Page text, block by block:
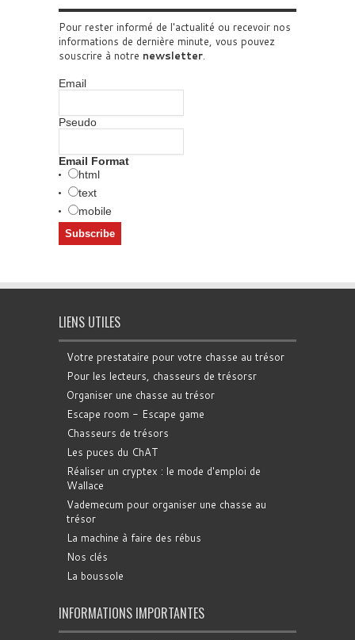
Pour rester informé de l'actualité ou recevoir nos
informations de dernière minute, vous pouvez
souscrire à notre newsletter.
Email
Pseudo
Email Format
html
text
mobile
LIENS UTILES
Votre prestataire pour votre chasse au trésor
Pour les lecteurs, chasseurs de trésorsr
Organiser une chasse au trésor
Escape room - Escape game
Chasseurs de trésors
Les puces du ChAT
Réaliser un cryptex : le mode d'emploi de
Wallace
Vademecum pour organiser une chasse au
trésor
La machine à faire des rébus
Nos clés
La boussole
INFORMATIONS IMPORTANTES